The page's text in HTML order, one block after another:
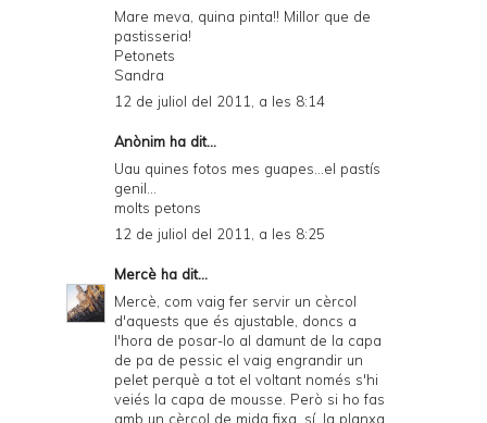
Mare meva, quina pinta!! Millor que de
pastisseria!
Petonets
Sandra
12 de juliol del 2011, a les 8:14
Anònim ha dit...
Uau quines fotos mes guapes...el pastís
genil...
molts petons
12 de juliol del 2011, a les 8:25
Mercè ha dit...
Mercè, com vaig fer servir un cèrcol
d'aquests que és ajustable, doncs a
l'hora de posar-lo al damunt de la capa
de pa de pessic el vaig engrandir un
pelet perquè a tot el voltant només s'hi
veiés la capa de mousse. Però si ho fas
amb un cèrcol de mida fixa, sí, la planxa